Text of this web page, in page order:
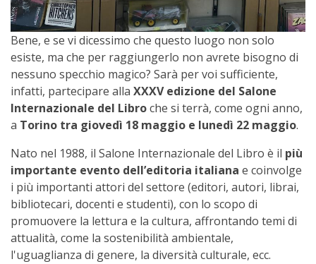
Bene, e se vi dicessimo che questo luogo non solo
esiste, ma che per raggiungerlo non avrete bisogno di
nessuno specchio magico? Sarà per voi sufficiente,
infatti, partecipare alla XXXV edizione del Salone
Internazionale del Libroche si terrà, come ogni anno,
a Torino tra giovedì 18 maggio e lunedì 22 maggio.
Nato nel 1988, il Salone Internazionale del Libro è il più
importante evento dell’editoria italiana e coinvolge
i più importanti attori del settore (editori, autori, librai,
bibliotecari, docenti e studenti), con lo scopo di
promuovere la lettura e la cultura, affrontando temi di
attualità, come la sostenibilità ambientale,
l'uguaglianza di genere, la diversità culturale, ecc.